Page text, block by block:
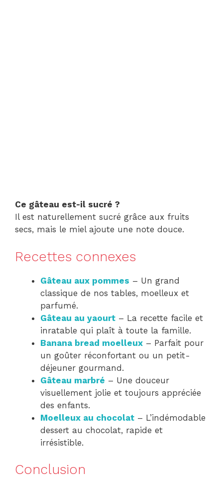
Ce gâteau est-il sucré ?
Il est naturellement sucré grâce aux fruits
secs, mais le miel ajoute une note douce.
Recettes connexes
Gâteau aux pommes – Un grand
classique de nos tables, moelleux et
parfumé.
Gâteau au yaourt – La recette facile et
inratable qui plaît à toute la famille.
Banana bread moelleux – Parfait pour
un goûter réconfortant ou un petit-
déjeuner gourmand.
Gâteau marbré – Une douceur
visuellement jolie et toujours appréciée
des enfants.
Moelleux au chocolat – L’indémodable
dessert au chocolat, rapide et
irrésistible.
Conclusion